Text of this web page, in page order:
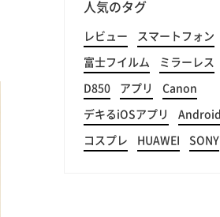
人気のタグ
レビュー スマートフォン
富士フイルム ミラーレス
D850 アプリ Canon
デキるiOSアプリ Android
コスプレ HUAWEI SONY